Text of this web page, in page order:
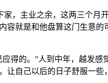
，主业之余，这两三个
容就是和他盘算这门生意
得的。”人到中年，越发
自己以后的日子舒服一些